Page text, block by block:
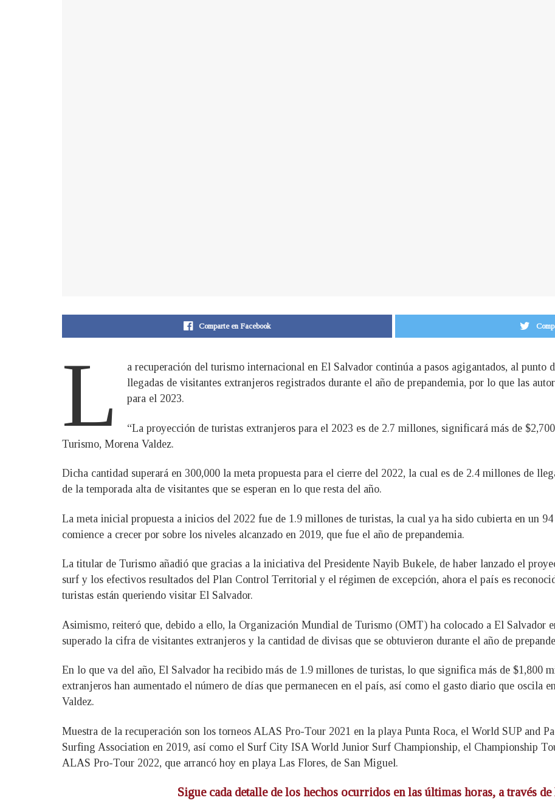
Comparte en Facebook
L
a recuperación del turismo internacional en El Salvador continúa a pasos agigantados, al punto
llegadas de visitantes extranjeros registrados durante el año de prepandemia, por lo que las
para el 2023.
“La proyección de turistas extranjeros para el 2023 es de 2.7 millones, significará más de
Turismo, Morena Valdez.
Dicha cantidad superará en 300,000 la meta propuesta para el cierre del 2022, la cual es de 2.4 millones de
de la temporada alta de visitantes que se esperan en lo que resta del año.
La meta inicial propuesta a inicios del 2022 fue de 1.9 millones de turistas, la cual ya ha sido cubierta en un
comience a crecer por sobre los niveles alcanzado en 2019, que fue el año de prepandemia.
La titular de Turismo añadió que gracias a la iniciativa del Presidente Nayib Bukele, de haber lanzado el
surf y los efectivos resultados del Plan Control Territorial y el régimen de excepción, ahora el país es
turistas están queriendo visitar El Salvador.
Asimismo, reiteró que, debido a ello, la Organización Mundial de Turismo (OMT) ha colocado a El Salvador
superado la cifra de visitantes extranjeros y la cantidad de divisas que se obtuvieron durante el año de
En lo que va del año, El Salvador ha recibido más de 1.9 millones de turistas, lo que significa más de $1,800
extranjeros han aumentado el número de días que permanecen en el país, así como el gasto diario que oscila
Valdez.
Muestra de la recuperación son los torneos ALAS Pro-Tour 2021 en la playa Punta Roca, el World SUP and
Surfing Association en 2019, así como el Surf City ISA World Junior Surf Championship, el Championship
ALAS Pro-Tour 2022, que arrancó hoy en playa Las Flores, de San Miguel.
Sigue cada detalle de los hechos ocurridos en las últimas horas, a través